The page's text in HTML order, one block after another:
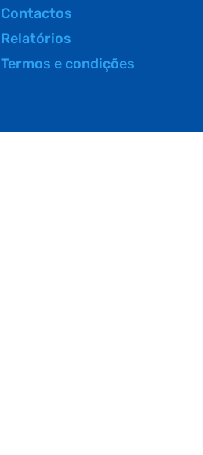
Contactos
Relatórios
Termos e condições